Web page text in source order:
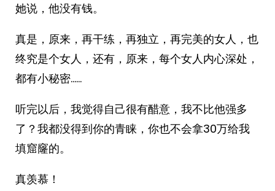
她说，他没有钱。
真是，原来，再干练，再独立，再完美的女人，也
终究是个女人，还有，原来，每个女人内心深处，
都有小秘密……
听完以后，我觉得自己很有醋意，我不比他强多
了？我都没得到你的青睐，你也不会拿30万给我
填窟窿的。
真羡慕！